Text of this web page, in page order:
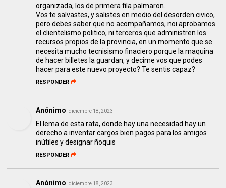
organizada, los de primera fila palmaron.
Vos te salvastes, y salistes en medio del.desorden civico,
pero debes saber que no acompañamos, noi aprobamos
el clientelismo politico, ni terceros que administren los
recursos propios de la provincia, en un momento que se
necesita mucho tecnisismo finaciero porque la maquina
de hacer billetes la guardan, y decime vos que podes
hacer para este nuevo proyecto? Te sentis capaz?
RESPONDER
Anónimo diciembre 18, 2023
El lema de esta rata, donde hay una necesidad hay un
derecho a inventar cargos bien pagos para los amigos
inútiles y designar ñoquis
RESPONDER
Anónimo diciembre 18, 2023